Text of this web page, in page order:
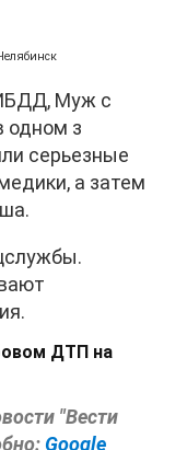
Муж с
одном з
серьезные
а затем
ДТП на
"Вести
Google